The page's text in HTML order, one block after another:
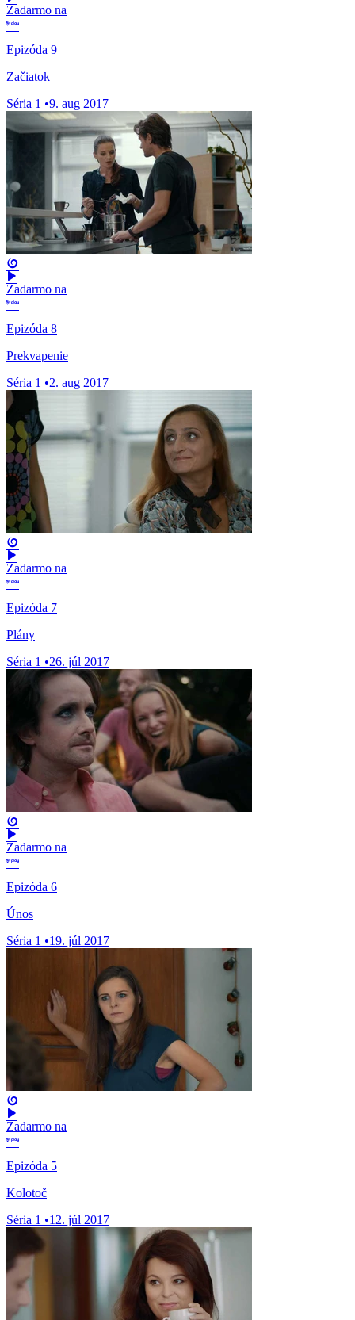
Zadarmo na
Epizóda 9
Začiatok
Séria 1 •9. aug 2017
Zadarmo na
Epizóda 8
Prekvapenie
Séria 1 •2. aug 2017
Zadarmo na
Epizóda 7
Plány
Séria 1 •26. júl 2017
Zadarmo na
Epizóda 6
Únos
Séria 1 •19. júl 2017
Zadarmo na
Epizóda 5
Kolotoč
Séria 1 •12. júl 2017